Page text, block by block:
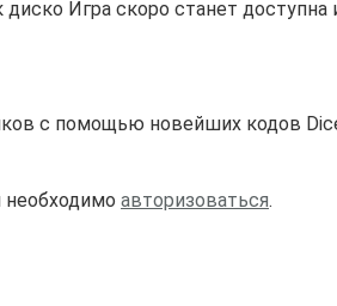
Игра скоро станет
с помощью новейших кодов
авторизоваться.